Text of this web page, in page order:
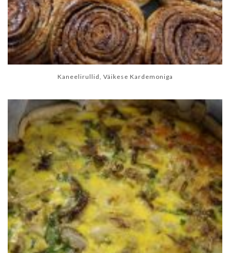
Kaneelirullid, Väikese Kardemoniga